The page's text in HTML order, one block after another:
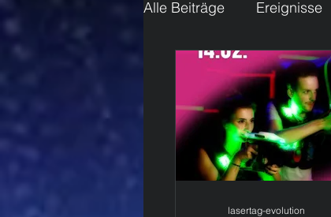
Alle Beiträge Ereignisse
Loslegen
lasertag-evolution